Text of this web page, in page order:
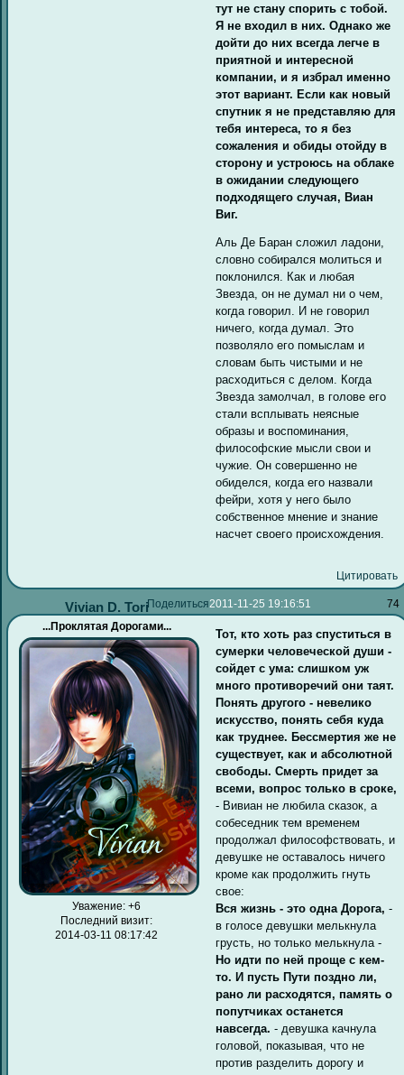
тут не стану спорить с тобой.
Я не входил в них. Однако же
дойти до них всегда легче в
приятной и интересной
компании, и я избрал именно
этот вариант. Если как новый
спутник я не представляю для
тебя интереса, то я без
сожаления и обиды отойду в
сторону и устроюсь на облаке
в ожидании следующего
подходящего случая, Виан
Виг.
Аль Де Баран сложил ладони,
словно собирался молиться и
поклонился. Как и любая
Звезда, он не думал ни о чем,
когда говорил. И не говорил
ничего, когда думал. Это
позволяло его помыслам и
словам быть чистыми и не
расходиться с делом. Когда
Звезда замолчал, в голове его
стали всплывать неясные
образы и воспоминания,
философские мысли свои и
чужие. Он совершенно не
обиделся, когда его назвали
фейри, хотя у него было
собственное мнение и знание
насчет своего происхождения.
Цитировать
Поделиться 74
2011-11-25 19:16:51
Vivian D. Tori
...Проклятая Дорогами...
Уважение: +6
Последний визит:
2014-03-11 08:17:42
Тот, кто хоть раз спуститься в
сумерки человеческой души -
сойдет с ума: слишком уж
много противоречий они таят.
Понять другого - невелико
искусство, понять себя куда
как труднее. Бессмертия же не
существует, как и абсолютной
свободы. Смерть придет за
всеми, вопрос только в сроке,
- Вивиан не любила сказок, а
собеседник тем временем
продолжал философствовать, и
девушке не оставалось ничего
кроме как продолжить гнуть
свое:
Вся жизнь - это одна Дорога, -
в голосе девушки мелькнула
грусть, но только мелькнула -
Но идти по ней проще с кем-
то. И пусть Пути поздно ли,
рано ли расходятся, память о
попутчиках останется
навсегда.- девушка качнула
головой, показывая, что не
против разделить дорогу и